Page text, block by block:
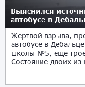
Выяснился
автобусе в
Жертвой взрыва,
автобусе в
школы №5, ещё трое
Состояние двоих